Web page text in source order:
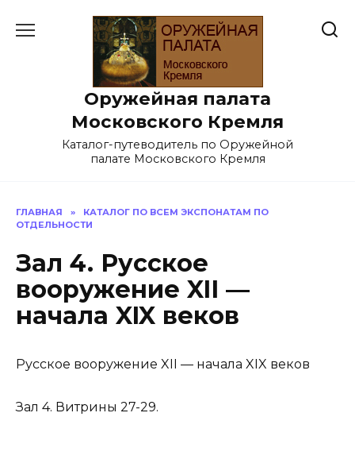
Оружейная палата
Московского Кремля
Каталог-путеводитель по Оружейной
палате Московского Кремля
ГЛАВНАЯ »
КАТАЛОГ ПО ВСЕМ ЭКСПОНАТАМ ПО
ОТДЕЛЬНОСТИ
Зал 4. Русское
вооружение XII —
начала XIX веков
Русское вооружение XII — начала XIX веков
Зал 4. Витрины 27-29.